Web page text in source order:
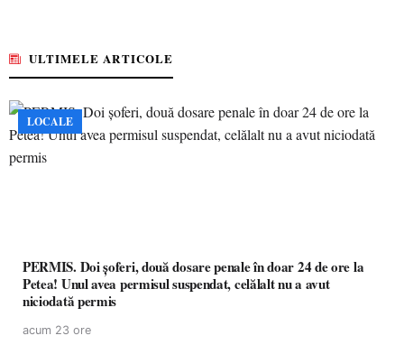
ULTIMELE ARTICOLE
LOCALE
PERMIS. Doi șoferi, două dosare penale în doar 24 de ore la
Petea! Unul avea permisul suspendat, celălalt nu a avut
niciodată permis
acum 23 ore